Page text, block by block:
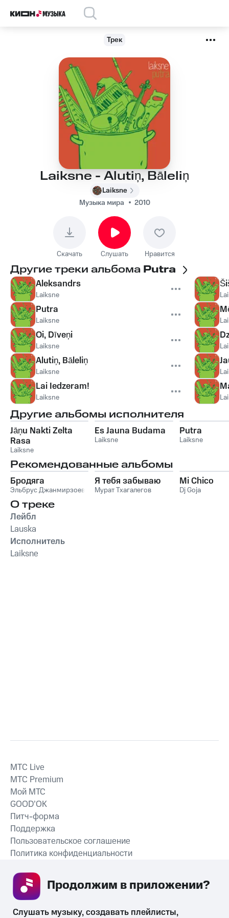
Трек
Laiksne - Alutiņ, Bāleliņ
Laiksne
Музыка мира
2010
Скачать Слушать Нравится
Другие треки альбома Putra
Aleksandrs
Laiksne
Putra
Laiksne
Oi, Dīveņi
Laiksne
Alutiņ, Bāleliņ
Laiksne
Lai Iedzeram!
Laiksne
Другие альбомы исполнителя
Jāņu Nakti Zelta
Rasa
Laiksne
Es Jauna Budama
Laiksne
Putra
Laiksne
Рекомендованные альбомы
Бродяга
Эльбрус Джанмирзоев
Я тебя забываю
Мурат Тхагалегов
Mi Chico
Dj Goja
О треке
Лейбл
Lauska
Исполнитель
Laiksne
СКАЧАТЬ ПРИЛОЖЕНИЕ
MTС Live
MTС Premium
Мой МТС
GOOD’OK
Питч-форма
Поддержка
Пользовательское соглашение
Политика конфиденциальности
Слушать музыку, создавать плейлисты,